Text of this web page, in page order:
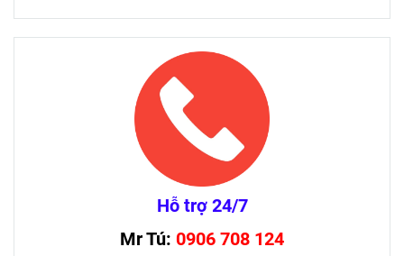
Hỗ trợ 24/7
Mr Tú: 0906 708 124